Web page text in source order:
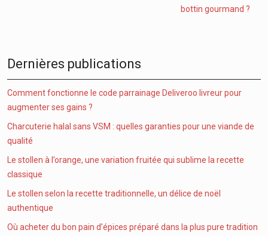
bottin gourmand ?
Dernières publications
Comment fonctionne le code parrainage Deliveroo livreur pour
augmenter ses gains ?
Charcuterie halal sans VSM : quelles garanties pour une viande de
qualité
Le stollen à l’orange, une variation fruitée qui sublime la recette
classique
Le stollen selon la recette traditionnelle, un délice de noël
authentique
Où acheter du bon pain d’épices préparé dans la plus pure tradition